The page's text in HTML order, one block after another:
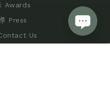
Awards
Press
Us